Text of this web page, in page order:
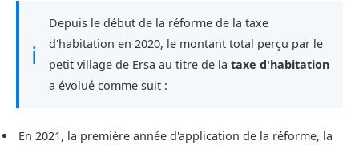
ℹ
Depuis le début de la réforme de la taxe
d'habitation en 2020, le montant total perçu par le
petit village de Ersa au titre de la taxe d'habitation
a évolué comme suit :
En 2021, la première année d'application de la réforme, la